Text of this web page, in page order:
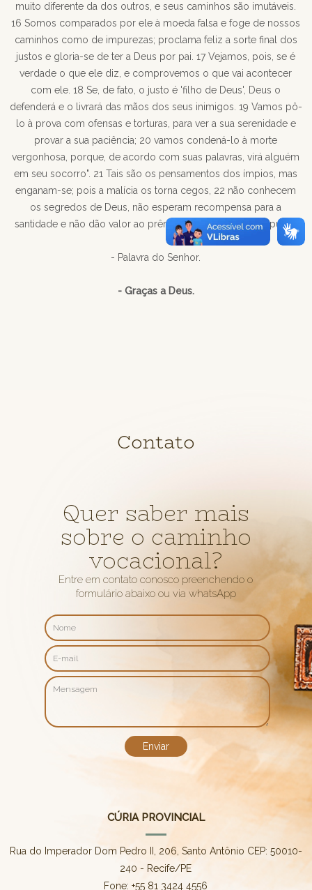
muito diferente da dos outros, e seus caminhos são imutáveis.
16 Somos comparados por ele à moeda falsa e foge de nossos
caminhos como de impurezas; proclama feliz a sorte final dos
justos e gloria-se de ter a Deus por pai. 17 Vejamos, pois, se é
verdade o que ele diz, e comprovemos o que vai acontecer
com ele. 18 Se, de fato, o justo é 'filho de Deus', Deus o
defenderá e o livrará das mãos dos seus inimigos. 19 Vamos pô-
lo à prova com ofensas e torturas, para ver a sua serenidade e
provar a sua paciência; 20 vamos condená-lo à morte
vergonhosa, porque, de acordo com suas palavras, virá alguém
em seu socorro". 21 Tais são os pensamentos dos ímpios, mas
enganam-se; pois a malícia os torna cegos, 22 não conhecem
os segredos de Deus, não esperam recompensa para a
santidade e não dão valor ao prêmio reservado às vidas puras.
- Palavra do Senhor.
- Graças a Deus.
Contato
Quer saber mais
sobre o caminho
vocacional?
Entre em contato conosco preenchendo o
formulário abaixo ou via whatsApp
CÚRIA PROVINCIAL
Rua do Imperador Dom Pedro II, 206, Santo Antônio CEP: 50010-
240 - Recife/PE
Fone: +55 81 3424 4556